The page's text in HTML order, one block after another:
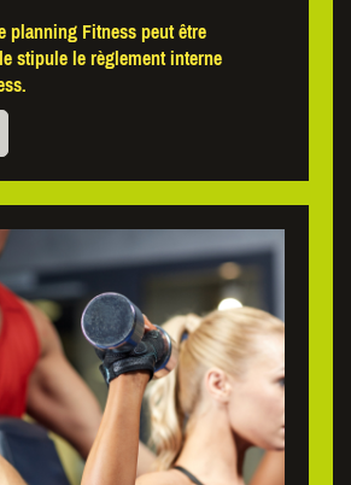
planning Fitness peut être
stipule le règlement interne